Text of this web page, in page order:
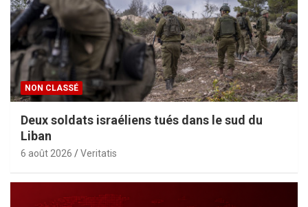
NON CLASSÉ
Deux soldats israéliens tués dans le sud du
Liban
6 août 2026 Veritatis